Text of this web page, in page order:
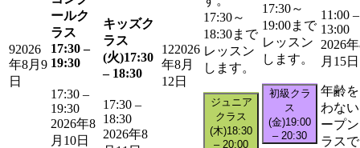
92026
年8月9
日
ールク
ラス
17:30 –
19:30
17:30 –
19:30
2026年8
月10日
キッズク
ラス
(火)17:30
– 18:30
17:30 –
18:30
2026年8
122026
年8月
12日
17:30～
18:30まで
レッスン
します。
ジュニア
クラス
(木)18:30
– 20:00
17:30～
19:00まで
レッスン
します。
初級クラ
ス
(金)19:00
– 20:30
11:00 –
13:00
2026
月15日
年齢
わな
ープ
ラスで